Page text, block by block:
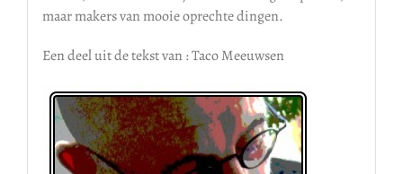
maar makers van mooie oprechte dingen.
Een deel uit de tekst van : Taco Meeuwsen